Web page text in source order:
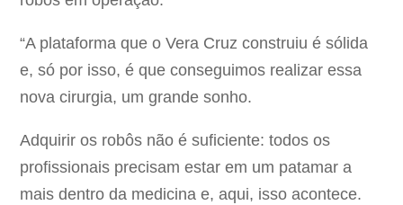
“A plataforma que o Vera Cruz construiu é sólida
e, só por isso, é que conseguimos realizar essa
nova cirurgia, um grande sonho.
Adquirir os robôs não é suficiente: todos os
profissionais precisam estar em um patamar a
mais dentro da medicina e, aqui, isso acontece.